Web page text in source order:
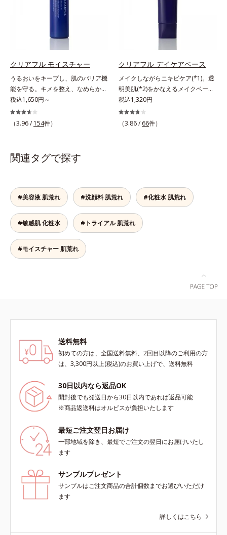
＝乱れた角層にうるおいを与え、肌
荒れを防ぐ保湿成分*5 ウォッシュ
（脂性肌～普通肌）RM＝しっとり
高保湿タイプ（普通肌～超乾性肌）
収剤不使用のうえ、敏感肌対象パッ
チテスト済(*2)、ノンコメドジェニ
ことを考えた設計。さらに美容成分
に包まれた水分保持力の高い粉体や
和漢植物由来成分をはじめとした、
肌をいたわる保湿成分をたっぷり配
合しました。肌にやさしいだけでな
く、毛穴や凸凹、赤みをカバーし
て、自然な陶器肌を叶えます。*1
乾燥など*2 すべての人に皮膚刺激
がおきないというわけではありませ
ありません。
植物由来成分や「ナノVCショット
だけの簡単ケアで、ゴワつきや肌荒
れ、ニキビを予防します。【ご使用
ステップ】洗顔の後、化粧水の前に
お使いいただく先行型美容液です。
※敏感肌対象パッチテスト済（すべ
ての人に皮膚刺激がおきないという
わけではありません）※アレルギー
テスト済＝全ての方にアレルギーが
おきないということではありません
※ノンコメドジェニックテスト済＝
クリアフル モイスチャー
うるおいをキープし、肌のバリア機
能を守る。キメを整え、なめらかな
肌にするニキビ対策保湿液。「ニキ
ビをくり返してしまう」「毛穴目立
ちが気になる」「マスク生活であご
本原因「肌のバリア機能の低下」
と、肌悩み「毛穴の目立ち」の両方
の和漢植物由来成分とコラーゲンが
肌をいたわりながらうるおいを与
え、バリア機能を維持。ニキビがで
きにくい肌を目指します。さらにビ
タミンC誘導体をはじめとした5種
の整肌成分(*1)から成る「ナノVCシ
ョットカプセル」を配合。カプセル
肌(*4)へと導きます。たっぷりの保
使いいただけます(*5)。*1 テトラ2-
ヘキシルデカン酸アスコルビル、天
然ビタミンE、イノシット、フィチ
脂質*2 角層内*3 うるおいによりキ
メを整えて毛穴を目立たなくする*4
洗浄による汚れの除去*5 すべての
ではありません※敏感肌対象パッチ
テスト済（すべての人に皮膚刺激が
おきないというわけではありませ
税込1,650円～
（3.96 / 154件）
クリアフル デイケアベース
メイクしながらニキビケア(*1)。透
明美肌(*2)をかなえるメイクベー
ス。ニキビがあると、メイクはニキ
ビに良くないのではないかと心配に
なりがち。しかし何も塗らないと、
で、“ニキビをケアしたい”と“肌をキ
レイに見せたい”が同時に叶えられ
ます。ピンク味のあるベージュ色
で、塗るとくすみがさっと払われ、
（すべての人に皮膚刺激がおきない
よる透明感のある肌
税込1,320円
（3.86 / 66件）
関連タグで探す
#美容液 肌荒れ #洗顔料 肌荒れ #化粧水 肌荒れ
#敏感肌 化粧水 #トライアル 肌荒れ
#モイスチャー 肌荒れ
送料無料
初めての方は、全国送料無料、2回目以降のご利用の方
は、3,300円以上(税込)のお買い上げで、送料無料
30日以内なら返品OK
開封後でも発送日から30日以内であれば返品可能
※商品返送料はオルビスが負担いたします
最短ご注文翌日お届け
一部地域を除き、最短でご注文の翌日にお届けいたし
ます
サンプルプレゼント
サンプルはご注文商品の合計個数までお選びいただけ
ます
詳しくはこちら